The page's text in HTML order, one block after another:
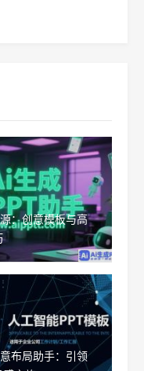
：创意模板与高
布局助手：引领